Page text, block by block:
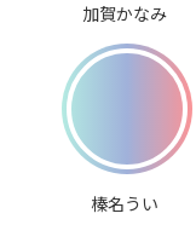
加賀かなみ
榛名うい